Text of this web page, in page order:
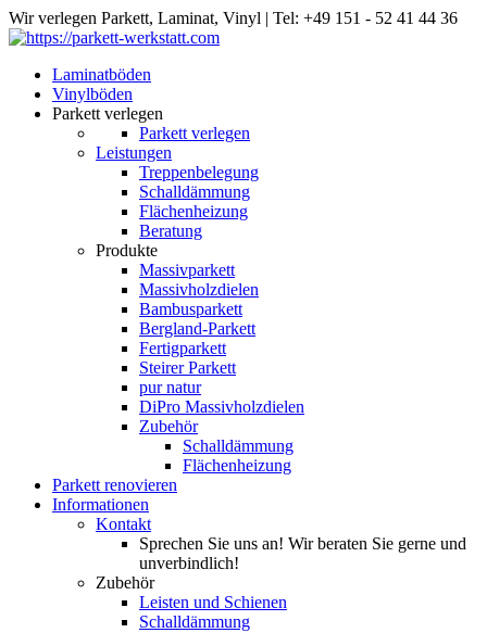
Wir verlegen Parkett, Laminat, Vinyl | Tel: +49 151 - 52 41 44 36
Laminatböden
Vinylböden
Parkett verlegen
Parkett verlegen
Leistungen
Treppenbelegung
Schalldämmung
Flächenheizung
Beratung
Produkte
Massivparkett
Massivholzdielen
Bambusparkett
Bergland-Parkett
Fertigparkett
Steirer Parkett
pur natur
DiPro Massivholzdielen
Zubehör
Schalldämmung
Flächenheizung
Parkett renovieren
Informationen
Kontakt
Sprechen Sie uns an! Wir beraten Sie gerne und
unverbindlich!
Zubehör
Leisten und Schienen
Schalldämmung